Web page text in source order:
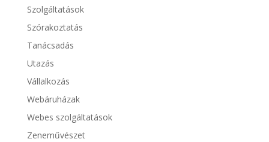
Szolgáltatások
Szórakoztatás
Tanácsadás
Utazás
Vállalkozás
Webáruházak
Webes szolgáltatások
Zeneművészet